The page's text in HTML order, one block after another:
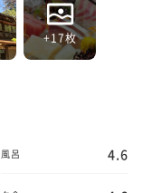
+17枚
風呂 4.6